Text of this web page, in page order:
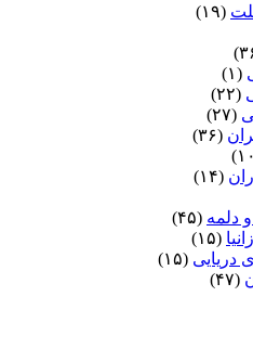
(۱۹)
(۱)
(۲۲)
(۲۷)
(۳۶)
(۱۴)
دلمه (۴۵)
(۱۵)
دریایی (۱۵)
(۴۷)